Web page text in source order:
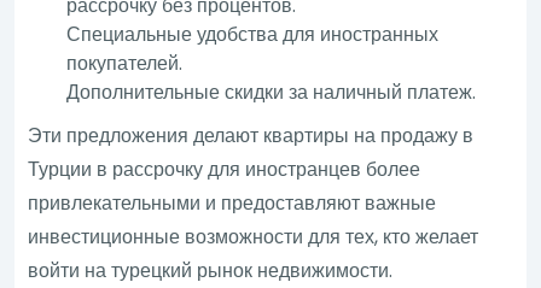
Специальные удобства для иностранных
покупателей.
Дополнительные скидки за наличный платеж.
Эти предложения делают квартиры на продажу в
Турции в рассрочку для иностранцев более
привлекательными и предоставляют важные
инвестиционные возможности для тех, кто желает
войти на турецкий рынок недвижимости.